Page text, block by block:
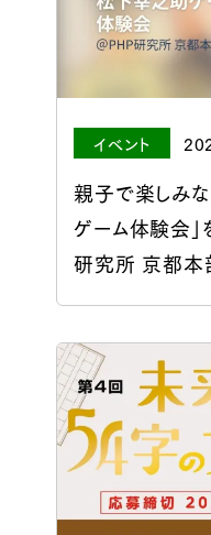
イベント
親子で楽しみ
ゲーム体験会」
研究所 京都本